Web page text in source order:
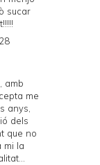
sucar
amb
me
anys,
dels
que no
mi la